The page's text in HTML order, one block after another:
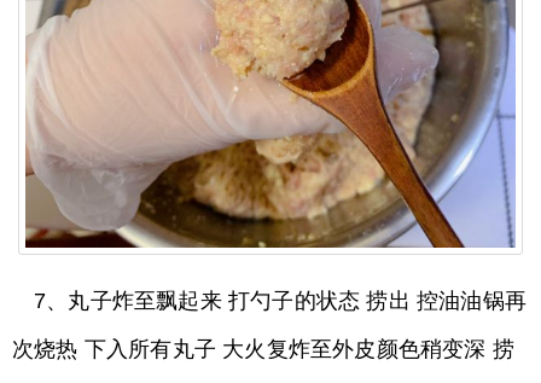
7、丸子炸至飘起来 打勺子的状态 捞出 控油油锅再
次烧热 下入所有丸子 大火复炸至外皮颜色稍变深 捞